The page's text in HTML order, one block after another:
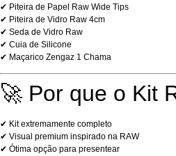
✔ Piteira de Papel Raw Wide Tips
✔ Piteira de Vidro Raw 4cm
✔ Seda de Vidro Raw
✔ Cuia de Silicone
✔ Maçarico Zengaz 1 Chama
🚀 Por que o Kit
✔ Kit extremamente completo
✔ Visual premium inspirado na RAW
✔ Ótima opção para presentear